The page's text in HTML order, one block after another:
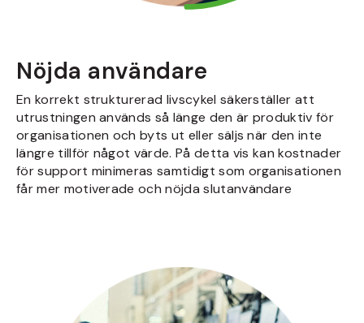
Nöjda användare
En korrekt strukturerad livscykel säkerställer att
utrustningen används så länge den är produktiv för
organisationen och byts ut eller säljs när den inte
längre tillför något värde. På detta vis kan kostnader
för support minimeras samtidigt som organisationen
får mer motiverade och nöjda slutanvändare